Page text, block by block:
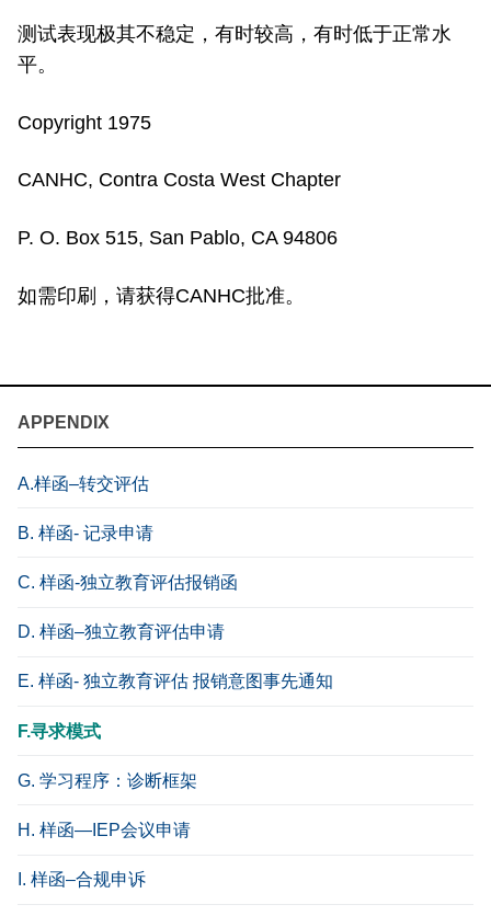
APPENDIX
A.样函–转交评估
B. 样函- 记录申请
C. 样函-独立教育评估报销函
D. 样函–独立教育评估申请
E. 样函- 独立教育评估 报销意图事先通知
F.寻求模式
G. 学习程序：诊断框架
H. 样函—IEP会议申请
I. 样函–合规申诉
测试表现极其不稳定，有时较高，有时低于正常水
平。
Copyright 1975
CANHC, Contra Costa West Chapter
P. O. Box 515, San Pablo, CA 94806
如需印刷，请获得CANHC批准。